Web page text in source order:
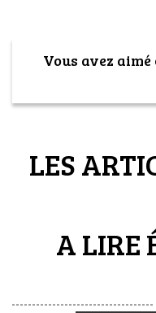
Vous avez
LES
A LIRE